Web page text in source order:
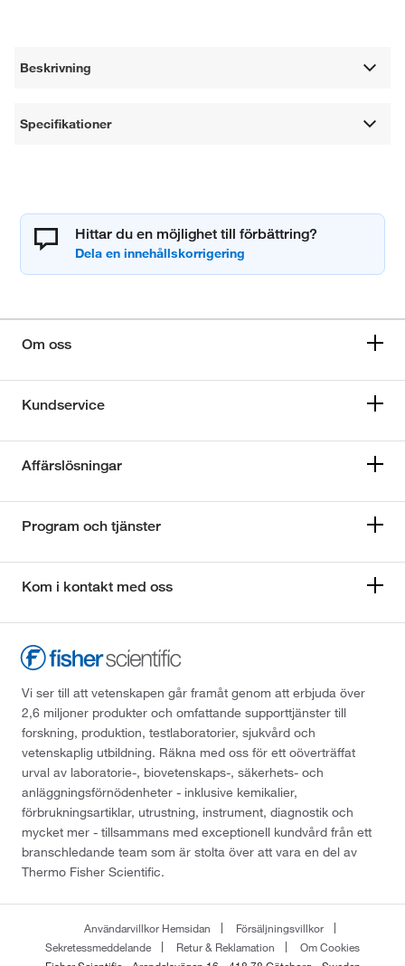
Beskrivning
Specifikationer
Hittar du en möjlighet till förbättring?
Om oss
Kundservice
Affärslösningar
Program och tjänster
Kom i kontakt med oss
Vi ser till att vetenskapen går framåt genom att erbjuda över
2,6 miljoner produkter och omfattande supporttjänster till
forskning, produktion, testlaboratorier, sjukvård och
vetenskaplig utbildning. Räkna med oss för ett oöverträffat
urval av laboratorie-, biovetenskaps-, säkerhets- och
anläggningsförnödenheter - inklusive kemikalier,
förbrukningsartiklar, utrustning, instrument, diagnostik och
mycket mer - tillsammans med exceptionell kundvård från ett
branschledande team som är stolta över att vara en del av
Thermo Fisher Scientific.
Användarvillkor Hemsidan
Försäljningsvillkor
Sekretessmeddelande
Retur & Reklamation
Om Cookies